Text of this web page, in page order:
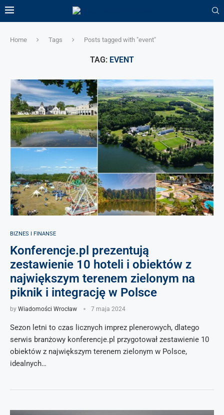
Home Tags Posts tagged with "event"
TAG: EVENT
BIZNES I FINANSE
Konferencje.pl prezentują
zestawienie 10 hoteli i obiektów z
największym terenem zielonym na
piknik i integrację w Polsce
by Wiadomości Wrocław 7 maja 2024
Sezon letni to czas licznych imprez plenerowych, dlatego
serwis branżowy konferencje.pl przygotował zestawienie 10
obiektów z największym terenem zielonym w Polsce,
idealnych…